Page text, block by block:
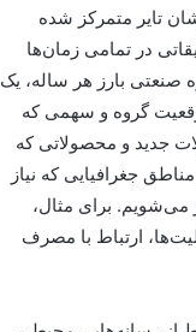
تایر متمرکز شده
در تمامی زمان‌ها
صنعتی بارز هر ساله، یک
گروه و سهمی که
جدید و محصولاتی که
جغرافیایی که نیاز
می‌شویم. برای مثال،
ارتباط با مصرف